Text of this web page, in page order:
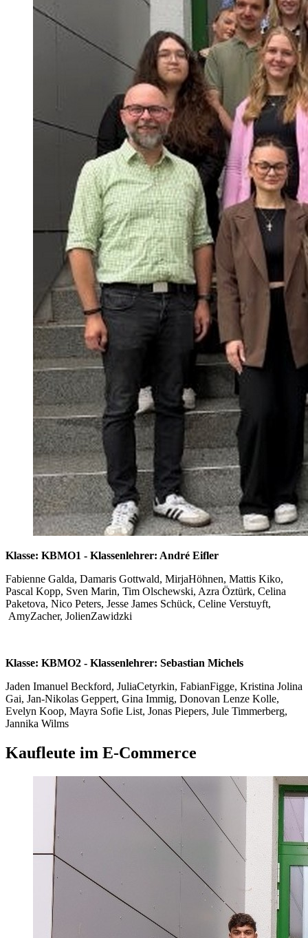
Klasse: KBMO1 - Klassenlehrer: André Eifler
Fabienne Galda, Damaris Gottwald, MirjaHöhnen, Mattis Kiko,
Pascal Kopp, Sven Marin, Tim Olschewski, Azra Öztürk, Celina
Paketova, Nico Peters, Jesse James Schück, Celine Verstuyft,
AmyZacher, JolienZawidzki
Klasse: KBMO2 - Klassenlehrer: Sebastian Michels
Jaden Imanuel Beckford, JuliaCetyrkin, FabianFigge, Kristina Jolina
Gai, Jan-Nikolas Geppert, Gina Immig, Donovan Lenze Kolle,
Evelyn Koop, Mayra Sofie List, Jonas Piepers, Jule Timmerberg,
Jannika Wilms
Kaufleute im E-Commerce